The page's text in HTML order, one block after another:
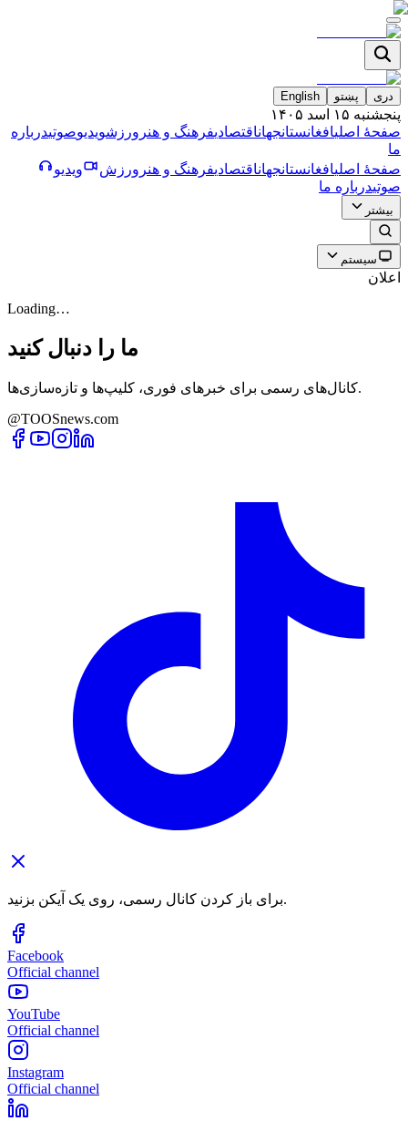
دری پښتو English
پنجشنبه ۱۵ اسد ۱۴۰۵
صفحۀ اصلیافغانستانجهاناقتصادیفرهنگ و هنر ورزشویدیوصوتیدرباره
ما
صفحۀ اصلیافغانستانجهاناقتصادیفرهنگ و هنر ورزش
ویدیو
صوتیدرباره ما
بیشتر
سیستم
اعلان
Loading…
ما را دنبال کنید
کانال‌های رسمی برای خبرهای فوری، کلیپ‌ها و تازه‌سازی‌ها.
@TOOSnews.com
برای باز کردن کانال رسمی، روی یک آیکن بزنید.
Facebook
Official channel
YouTube
Official channel
Instagram
Official channel